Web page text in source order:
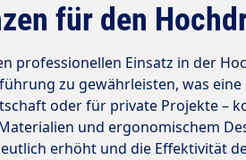
für den
professionellen Einsatz in der
zu gewährleisten, was
oder für private Projekte –
und ergonomischem
erhöht und die Effektivität